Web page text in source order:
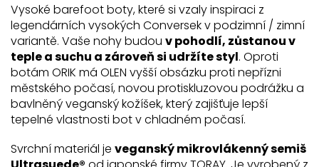
Vysoké barefoot boty, které si vzaly inspiraci z
legendárních vysokých Conversek v podzimní / zimní
variantě. Vaše nohy budou v pohodlí, zůstanou v
teple a suchu a zároveň si udržíte styl. Oproti
botám ORIK má OLEN vyšší obsázku proti nepřízni
městského počasí, novou protiskluzovou podrážku a
bavlněný veganský kožíšek, který zajišťuje lepší
tepelné vlastnosti bot v chladném počasí.
Svrchní materiál je veganský mikrovlákenný semiš